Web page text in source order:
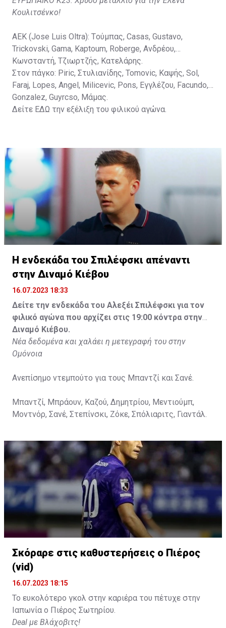
Κουλιτσένκο!
ΑΕΚ (Jose Luis Oltra): Tούμπας, Casas, Gustavo,
Trickovski, Gama, Κaptoum, Roberge, Aνδρέου,
Κωνσταντή, Τζιωρτζής, Κατελάρης.
Στον πάγκο: Piric, Στυλιανίδης, Tomovic, Καψής, Sol,
Faraj, Lopes, Angel, Milicevic, Pons, Εγγλέζου, Facundo,
Gonzalez, Guyrcso, Μάμας.
Δείτε ΕΔΩ την εξέλιξη του φιλικού αγώνα.
Η ενδεκάδα του Σπιλέφσκι απέναντι
στην Διναμό Κιέβου
16.07.2023 18:33
Δείτε την ενδεκάδα του Αλεξέι Σπιλέφσκι για τον
φιλικό αγώνα που αρχίζει στις 19:00 κόντρα στην
Διναμό Κιέβου.
Νέα δεδομένα και χαλάει η μετεγραφή του στην
Ομόνοια
Ανεπίσημο ντεμπούτο για τους Μπαντζί και Σανέ.
Μπαντζί, Μπράουν, Καζού, Δημητρίου, Μεντιούμπ,
Μοντνόρ, Σανέ, Στεπίνσκι, Ζόκε, Σπόλιαριτς, Γιαντάλ.
Σκόραρε στις καθυστερήσεις ο Πιέρος
(vid)
16.07.2023 18:15
Το ευκολότερο γκολ στην καριέρα του πέτυχε στην
Ιαπωνία ο Πιέρος Σωτηρίου.
Deal με Βλάχοβιτς!